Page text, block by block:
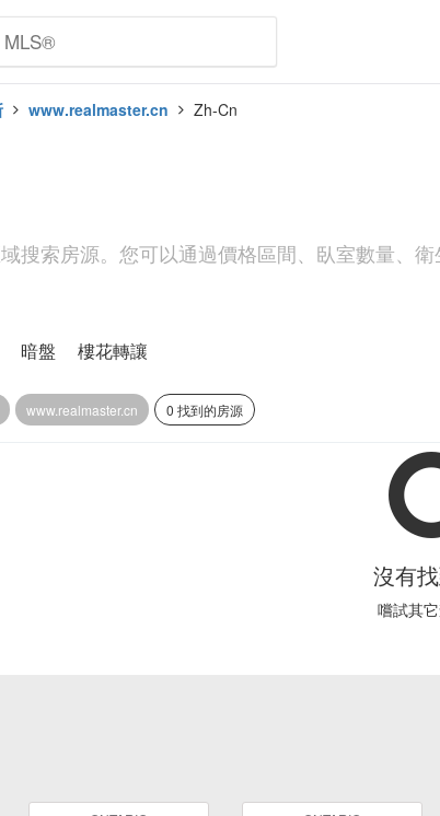
www.realmaster.cn Zh-Cn
搜索房源。您可以通過價格區間、臥室數量、
暗盤 樓花轉讓
www.realmaster.cn 0 找到的房源
沒有
嚐試其